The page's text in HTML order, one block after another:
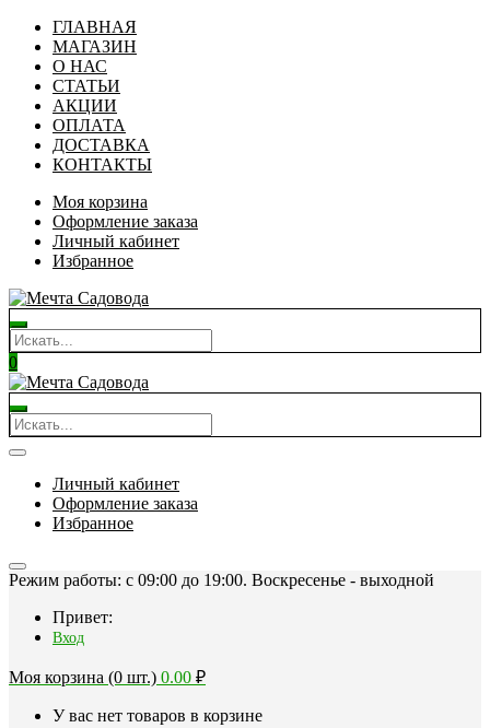
ГЛАВНАЯ
МАГАЗИН
О НАС
СТАТЬИ
АКЦИИ
ОПЛАТА
ДОСТАВКА
КОНТАКТЫ
Моя корзина
Оформление заказа
Личный кабинет
Избранное
0
Личный кабинет
Оформление заказа
Избранное
Режим работы: c 09:00 до 19:00. Воскресенье - выходной
Привет:
Вход
Моя корзина (0 шт.) 0.00 ₽
У вас нет товаров в корзине